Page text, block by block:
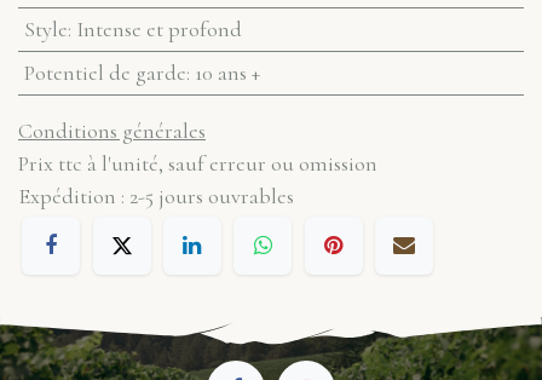
Style: Intense et profond
Potentiel de garde: 10 ans +
Conditions générales
Prix ttc à l'unité, sauf erreur ou omission
Expédition : 2-5 jours ouvrables